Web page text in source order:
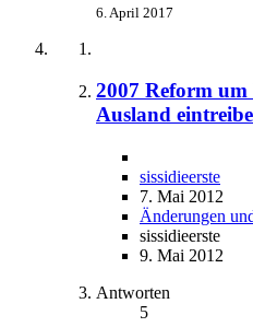
6. April 2017
2007 Reform
Ausland
sissidieerste
7. Mai 2012
Änderungen
sissidieerste
9. Mai 2012
Antworten
5